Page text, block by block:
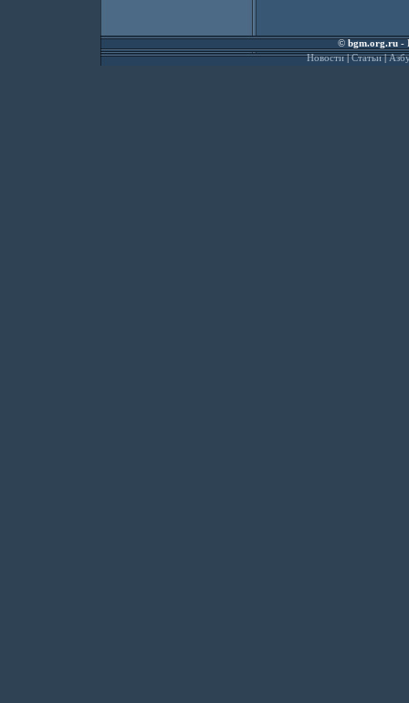
©bgm.org.ru-
Новости|Статьи|